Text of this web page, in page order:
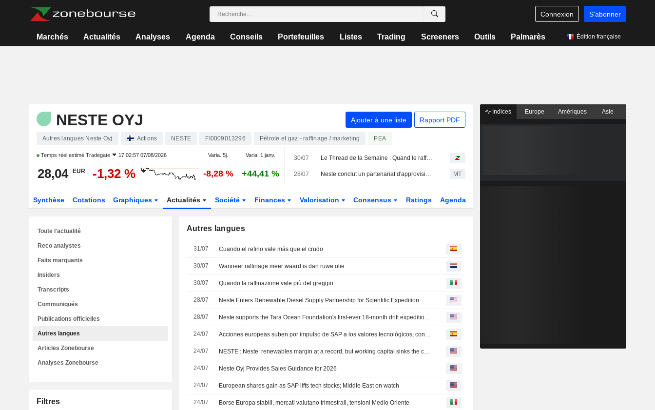
Connexion S'abonner
Marchés Actualités Analyses Agenda Conseils Portefeuilles Listes Trading Screeners Outils Palmarès Édition française
NESTE OYJ Ajouter à une liste Rapport PDF
Autres langues Neste Oyj Actions NESTE FI0009013296 Pétrole et gaz - raffinage / marketing PEA
Temps réel estimé Tradegate 17:02:57 07/08/2026 Varia. 5j. Varia. 1 janv.
28,04 EUR -1,32 % -8,28 % +44,41 %
30/07 Le Thread de la Semaine : Quand le raffinage vaut plus que le brut
28/07 Neste conclut un partenariat d'approvisionnement en diesel renouvelable pour une expédition scientifique MT
Synthèse Cotations Graphiques Actualités Société Finances Valorisation Consensus Ratings Agenda
Autres langues
31/07 Cuando el refino vale más que el crudo
30/07 Wanneer raffinage meer waard is dan ruwe olie
30/07 Quando la raffinazione vale più del greggio
28/07 Neste Enters Renewable Diesel Supply Partnership for Scientific Expedition
28/07 Neste supports the Tara Ocean Foundation's first-ever 18-month drift expedition to the Central Arctic Ocean
24/07 Acciones europeas suben por impulso de SAP a los valores tecnológicos, con foco en Oriente Medio
24/07 NESTE : Neste: renewables margin at a record, but working capital sinks the cash
24/07 Neste Oyj Provides Sales Guidance for 2026
24/07 European shares gain as SAP lifts tech stocks; Middle East on watch
24/07 Borse Europa stabili, mercati valutano trimestrali, tensioni Medio Oriente
Toute l'actualité
Reco analystes
Faits marquants
Insiders
Transcripts
Communiqués
Publications officielles
Autres langues
Articles Zonebourse
Analyses Zonebourse
Filtres
Indices Europe Amériques Asie